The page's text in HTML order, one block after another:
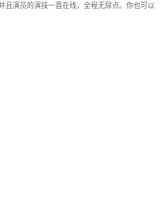
且演员的演技一直在线，全程无尿点。你也可以